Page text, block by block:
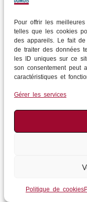
Pour offrir les
telles que les cookies
des appareils. Le fait de
de traiter des données
les ID uniques sur ce
son consentement peut
caractéristiques et
Gérer les services
Politique de cookies